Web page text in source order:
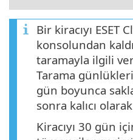
Bir kiracıyı ESET
konsolundan
taramayla ilgili
Tarama
gün boyunca
sonra kalıcı
Kiracıyı 30 gün